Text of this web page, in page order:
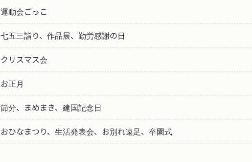
運動会ごっこ
七五三詣り、作品展、勤労感謝の日
クリスマス会
お正月
節分、まめまき、建国記念日
おひなまつり、生活発表会、お別れ遠足、卒園式